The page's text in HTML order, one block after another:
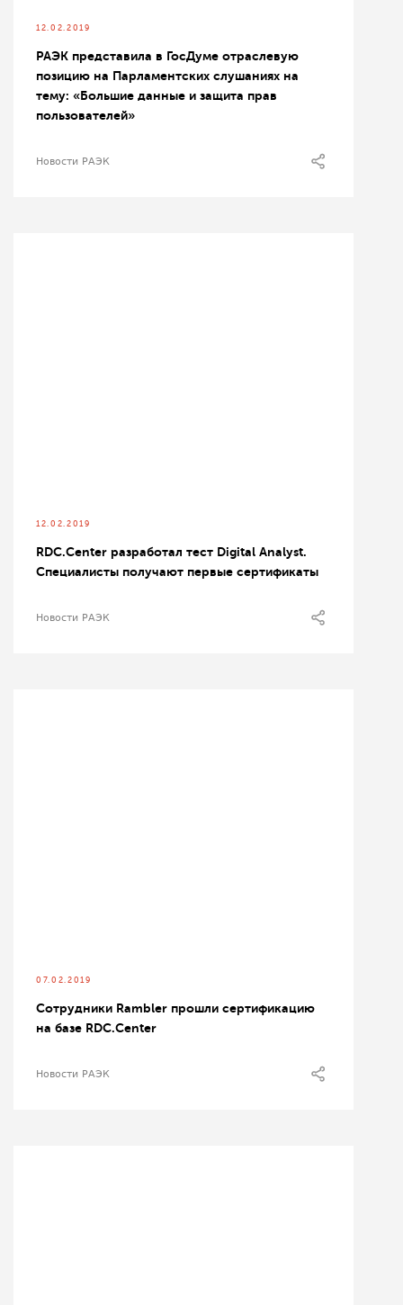
12.02.2019
РАЭК представила в ГосДуме отраслевую
позицию на Парламентских слушаниях на
тему: «Большие данные и защита прав
пользователей»
Новости РАЭК
12.02.2019
RDC.Center разработал тест Digital Analyst.
Специалисты получают первые сертификаты
Новости РАЭК
07.02.2019
Сотрудники Rambler прошли сертификацию
на базе RDC.Center
Новости РАЭК